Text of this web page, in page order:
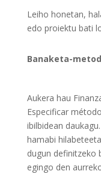
Leiho honetan,
edo proiektu bati
Banaketa-
Aukera hau
Especificar
ibilbidean
hamabi
dugun definitzeko
egingo den